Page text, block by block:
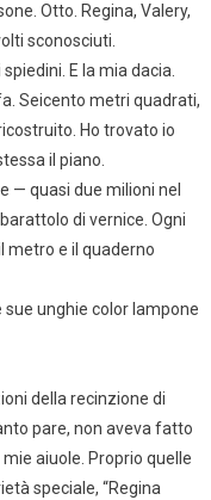
Otto. Regina, Valery,
sconosciuti.
E la mia dacia.
Seicento metri quadrati,
Ho trovato io
il piano.
— quasi due milioni nel
di vernice. Ogni
metro e il quaderno
sue unghie color lampone
della recinzione di
pare, non aveva fatto
aiuole. Proprio quelle
speciale, “Regina